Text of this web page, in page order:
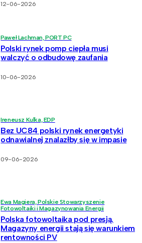
12-06-2026
Paweł Lachman, PORT PC
Polski rynek pomp ciepła musi
walczyć o odbudowę zaufania
10-06-2026
Ireneusz Kulka, EDP
Bez UC84 polski rynek energetyki
odnawialnej znalazłby się w impasie
09-06-2026
Ewa Magiera, Polskie Stowarzyszenie
Fotowoltaiki i Magazynowania Energii
Polska fotowoltaika pod presją.
Magazyny energii stają się warunkiem
rentowności PV